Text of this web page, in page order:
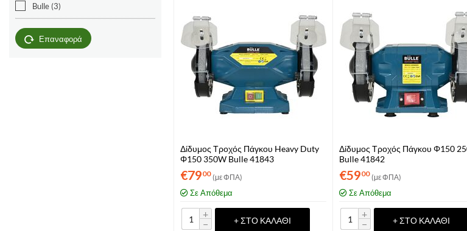
Bulle (3)
Επαναφορά
Δίδυμος Τροχός Πάγκου Heavy Duty
Φ150 350W Bulle 41843
€7900 (με ΦΠΑ)
Σε Απόθεμα
+
−
+ ΣΤΟ ΚΑΛΆΘΙ
Δίδυμος Τροχός Πάγκου Φ150
Bulle 41842
€5900 (με ΦΠΑ)
Σε Απόθεμα
+
−
+ ΣΤΟ ΚΑΛΆΘΙ